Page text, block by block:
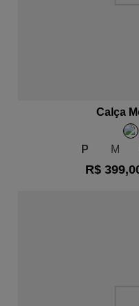
Calça
P M
R$ 399,